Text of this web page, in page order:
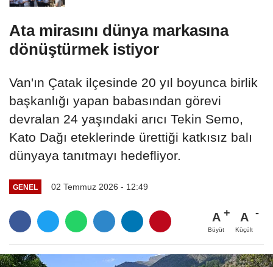
Ata mirasını dünya markasına
dönüştürmek istiyor
Van'ın Çatak ilçesinde 20 yıl boyunca birlik
başkanlığı yapan babasından görevi
devralan 24 yaşındaki arıcı Tekin Semo,
Kato Dağı eteklerinde ürettiği katkısız balı
dünyaya tanıtmayı hedefliyor.
GENEL 02 Temmuz 2026 - 12:49
A
Büyüt
A
Küçült